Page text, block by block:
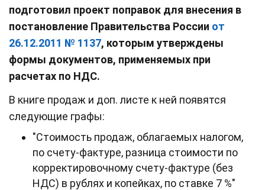
подготовил проект поправок для внесения в
постановление Правительства России от
26.12.2011 № 1137, которым утверждены
формы документов, применяемых при
расчетах по НДС.
В книге продаж и доп. листе к ней появятся
следующие графы:
"Стоимость продаж, облагаемых налогом,
по счету-фактуре, разница стоимости ‎по
корректировочному счету-фактуре (без
НДС) в рублях и копейках, ‎по ставке 7 %"